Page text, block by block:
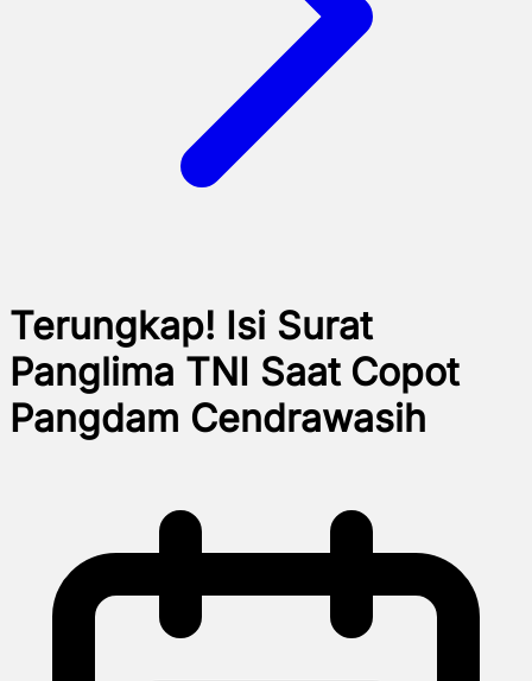
Terungkap! Isi Surat
Panglima TNI Saat Copot
Pangdam Cendrawasih